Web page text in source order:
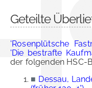
Geteilte
'Rosenplütsche
'Die bestrafte
der folgenden HSC-
■ Dessau,